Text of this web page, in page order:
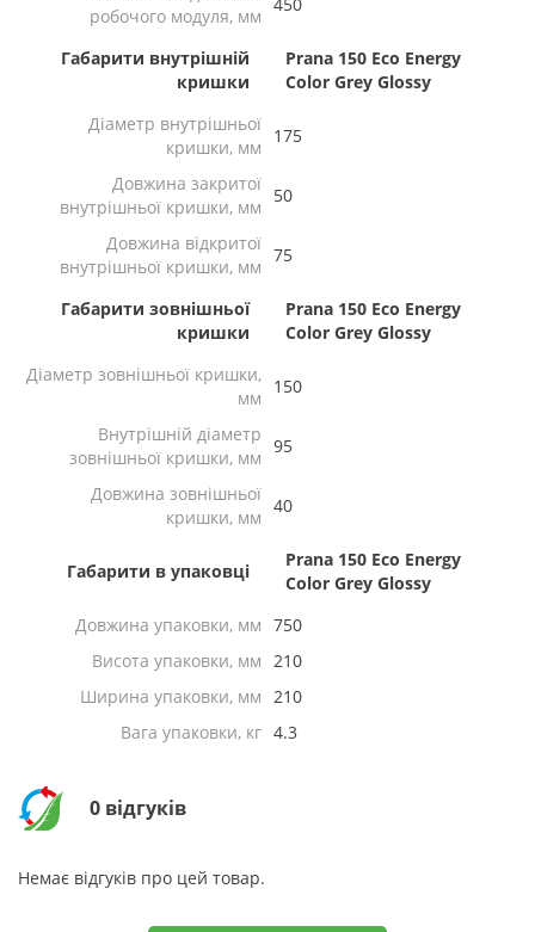
робочого модуля, мм
Габарити внутрішній
кришки
Prana 150 Eco Energy
Color Grey Glossy
Діаметр внутрішньої
кришки, мм
175
Довжина закритої
внутрішньої кришки, мм
50
Довжина відкритої
внутрішньої кришки, мм
75
Габарити зовнішньої
кришки
Prana 150 Eco Energy
Color Grey Glossy
Діаметр зовнішньої кришки,
мм
150
Внутрішній діаметр
зовнішньої кришки, мм
95
Довжина зовнішньої
кришки, мм
40
Габарити в упаковці
Prana 150 Eco Energy
Color Grey Glossy
Довжина упаковки, мм 750
Висота упаковки, мм
210
Ширина упаковки, мм
210
Вага упаковки, кг 4.3
0 відгуків
Немає відгуків про цей товар.